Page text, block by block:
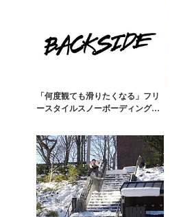
「何度観ても滑りたくなる」フリ
ースタイルスノーボーディングの